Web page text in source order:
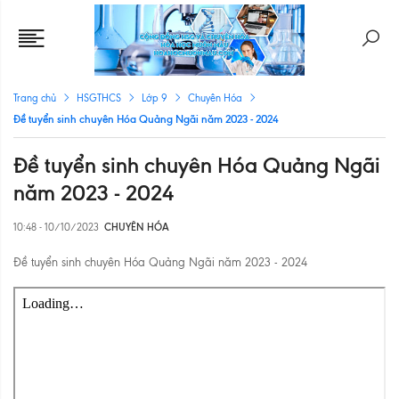
Trang chủ HSGTHCS Lớp 9 Chuyên Hóa
Đề tuyển sinh chuyên Hóa Quảng Ngãi năm 2023 - 2024
Đề tuyển sinh chuyên Hóa Quảng Ngãi
năm 2023 - 2024
10:48 - 10/10/2023 CHUYÊN HÓA
Đề tuyển sinh chuyên Hóa Quảng Ngãi năm 2023 - 2024